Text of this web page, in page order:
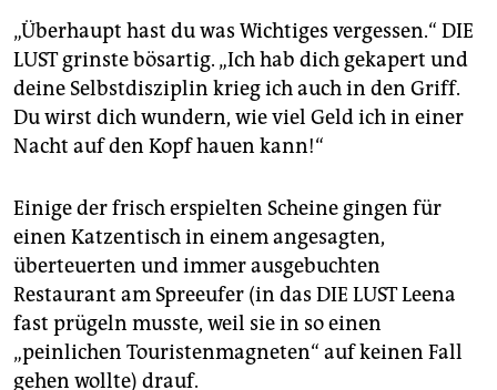
„Überhaupt hast du was Wichtiges vergessen.“ DIE
LUST grinste bösartig. „Ich hab dich gekapert und
deine Selbstdisziplin krieg ich auch in den Griff.
Du wirst dich wundern, wie viel Geld ich in einer
Nacht auf den Kopf hauen kann!“
Einige der frisch erspielten Scheine gingen für
einen Katzentisch in einem angesagten,
überteuerten und immer ausgebuchten
Restaurant am Spreeufer (in das DIE LUST Leena
fast prügeln musste, weil sie in so einen
„peinlichen Touristenmagneten“ auf keinen Fall
gehen wollte) drauf.